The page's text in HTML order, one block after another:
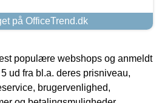
på OfficeTrend.dk
populære webshops og anmeldt
ud fra bl.a. deres prisniveau,
brugervenlighed,